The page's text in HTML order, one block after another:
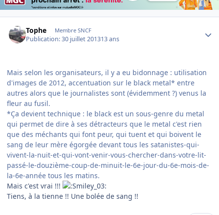
Tophe Membre SNCF
Publication:30 juillet 201313 ans
Mais selon les organisateurs, il y a eu bidonnage : utilisation
d'images de 2012, accentuation sur le black metal* entre
autres alors que le journalistes sont (évidemment ?) venus la
fleur au fusil.
*Ça devient technique : le black est un sous-genre du metal
qui permet de dire à ses détracteurs que le metal c'est rien
que des méchants qui font peur, qui tuent et qui boivent le
sang de leur mère égorgée devant tous les satanistes-qui-
vivent-la-nuit-et-qui-vont-venir-vous-chercher-dans-votre-lit-
passé-le-douzième-coup-de-minuit-le-6e-jour-du-6e-mois-de-
la-6e-année tous les matins.
Mais c'est vrai !!!
Tiens, à la tienne !! Une bolée de sang !!